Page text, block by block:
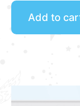
Add to